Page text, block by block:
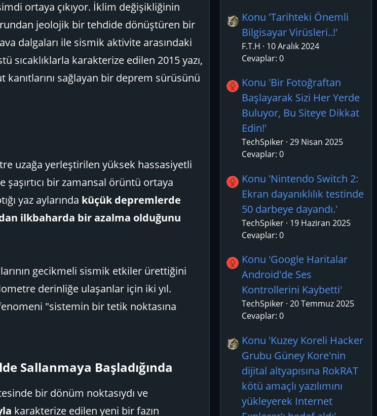
ortaya çıkıyor. İklim değişikliğinin
jeolojik bir tehdide dönüştüren bir
dalgaları ile sismik aktivite arasındaki
sıcaklıklarla karakterize edilen 2015 yazı,
sağlayan bir deprem sürüsünü
uzağa yerleştirilen yüksek hassasiyetli
bir zamansal örüntü ortaya
yaz aylarında küçük depremlerde
ilkbaharda bir azalma olduğunu
gecikmeli sismik etkiler ürettiğini
derinliğe ulaşanlar için iki yıl.
"sistemin bir tetik noktasına
Sallanmaya Başladığında​
bir dönüm noktasıydı ve
karakterize edilen yeni bir fazın
Konu 'Tarihteki Önemli
Bilgisayar Virüsleri..!'
F.T.H
10 Aralık 2024
Cevaplar: 0
Konu 'Bir Fotoğraftan
Başlayarak Sizi Her Yerde
Buluyor, Bu Siteye Dikkat
Edin!'
TechSpiker 29 Nisan 2025
Cevaplar: 0
Konu 'Nintendo Switch 2:
Ekran dayanıklılık testinde
50 darbeye dayandı.'
TechSpiker 19 Haziran 2025
Cevaplar: 0
Konu 'Google Haritalar
Android'de Ses
Kontrollerini Kaybetti'
TechSpiker 20 Temmuz 2025
Cevaplar: 0
Konu 'Kuzey Koreli Hacker
Grubu Güney Kore'nin
dijital altyapısına RokRAT
kötü amaçlı yazılımını
yükleyerek Internet